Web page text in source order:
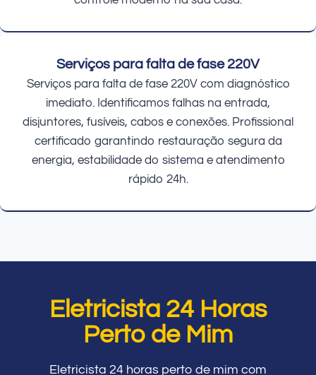
Serviços para falta de fase 220V
Serviços para falta de fase 220V com diagnóstico
imediato. Identificamos falhas na entrada,
disjuntores, fusíveis, cabos e conexões. Profissional
certificado garantindo restauração segura da
energia, estabilidade do sistema e atendimento
rápido 24h.
Eletricista 24 Horas
Perto de Mim
Eletricista 24 horas perto de mim com